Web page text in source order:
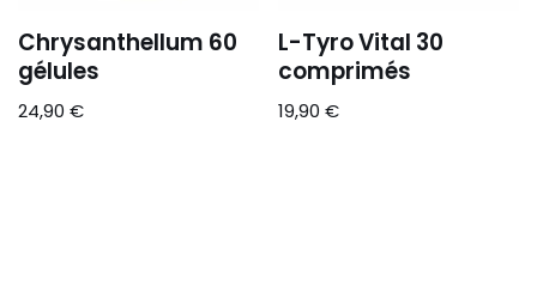
Chrysanthellum 60
gélules
24,90 €
L-Tyro Vital 30
comprimés
19,90€